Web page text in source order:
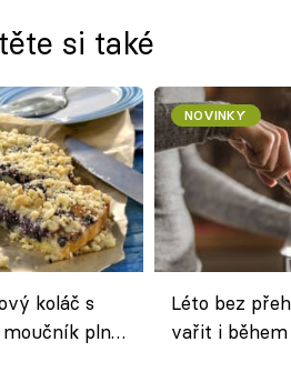
si také
koláč s
plný
NOVINKY
Léto bez
vařit i